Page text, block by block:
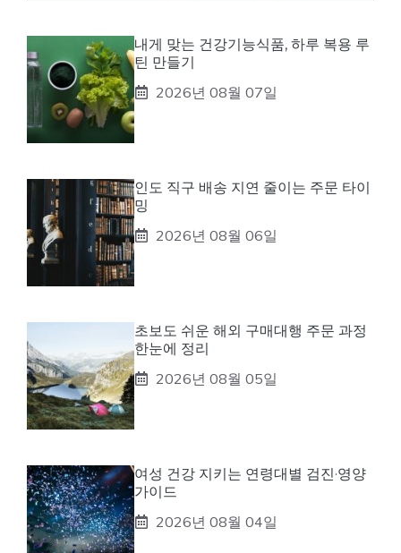
내게 맞는 건강기능식품, 하루 복용 루
틴 만들기
2026년 08월 07일
인도 직구 배송 지연 줄이는 주문 타이
밍
2026년 08월 06일
초보도 쉬운 해외 구매대행 주문 과정
한눈에 정리
2026년 08월 05일
여성 건강 지키는 연령대별 검진·영양
가이드
2026년 08월 04일